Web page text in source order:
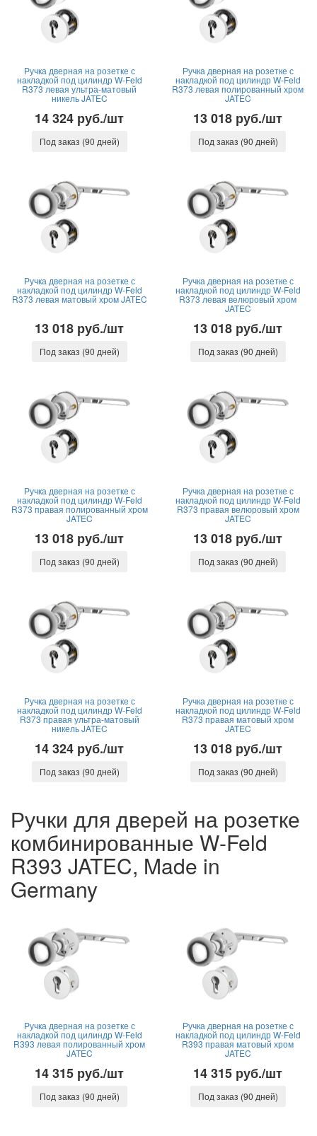
Ручка дверная на розетке с
накладкой под цилиндр W-Feld
R373 левая ультра-матовый
никель JATEC
14 324 руб./шт
Под заказ (90 дней)
Ручка дверная на розетке с
накладкой под цилиндр W-Feld
R373 левая полированный хром
JATEC
13 018 руб./шт
Под заказ (90 дней)
Ручка дверная на розетке с
накладкой под цилиндр W-Feld
R373 левая матовый хром JATEC
13 018 руб./шт
Под заказ (90 дней)
Ручка дверная на розетке с
накладкой под цилиндр W-Feld
R373 левая велюровый хром
JATEC
13 018 руб./шт
Под заказ (90 дней)
Ручка дверная на розетке с
накладкой под цилиндр W-Feld
R373 правая полированный хром
JATEC
13 018 руб./шт
Под заказ (90 дней)
Ручка дверная на розетке с
накладкой под цилиндр W-Feld
R373 правая велюровый хром
JATEC
13 018 руб./шт
Под заказ (90 дней)
Ручка дверная на розетке с
накладкой под цилиндр W-Feld
R373 правая ультра-матовый
никель JATEC
14 324 руб./шт
Под заказ (90 дней)
Ручка дверная на розетке с
накладкой под цилиндр W-Feld
R373 правая матовый хром
JATEC
13 018 руб./шт
Под заказ (90 дней)
Ручки для дверей на розетке
комбинированные W-Feld
R393 JATEC, Made in
Germany
Ручка дверная на розетке с
накладкой под цилиндр W-Feld
R393 левая полированный хром
JATEC
14 315 руб./шт
Под заказ (90 дней)
Ручка дверная на розетке с
накладкой под цилиндр W-Feld
R393 правая матовый хром
JATEC
14 315 руб./шт
Под заказ (90 дней)